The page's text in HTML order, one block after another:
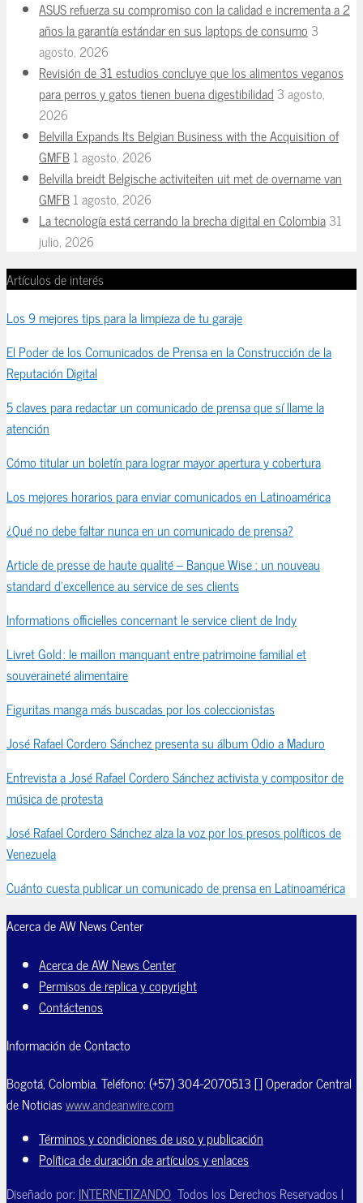
ASUS refuerza su compromiso con la calidad e incrementa a 2
años la garantía estándar en sus laptops de consumo 3
agosto, 2026
Revisión de 31 estudios concluye que los alimentos veganos
para perros y gatos tienen buena digestibilidad 3 agosto,
2026
Belvilla Expands Its Belgian Business with the Acquisition of
GMFB1 agosto, 2026
Belvilla breidt Belgische activiteiten uit met de overname van
GMFB1 agosto, 2026
La tecnología está cerrando la brecha digital en Colombia31
julio, 2026
Artículos de interés
Los 9 mejores tips para la limpieza de tu garaje
El Poder de los Comunicados de Prensa en la Construcción de la
Reputación Digital
5 claves para redactar un comunicado de prensa que sí llame la
atención
Cómo titular un boletín para lograr mayor apertura y cobertura
Los mejores horarios para enviar comunicados en Latinoamérica
¿Qué no debe faltar nunca en un comunicado de prensa?
Article de presse de haute qualité – Banque Wise : un nouveau
standard d’excellence au service de ses clients
Informations officielles concernant le service client de Indy
Livret Gold : le maillon manquant entre patrimoine familial et
souveraineté alimentaire
Figuritas manga más buscadas por los coleccionistas
José Rafael Cordero Sánchez presenta su álbum Odio a Maduro
Entrevista a José Rafael Cordero Sánchez activista y compositor de
música de protesta
José Rafael Cordero Sánchez alza la voz por los presos políticos de
Venezuela
Cuánto cuesta publicar un comunicado de prensa en Latinoamérica
Acerca de AW News Center
Acerca de AW News Center
Permisos de replica y copyright
Contáctenos
Información de Contacto
Bogotá, Colombia. Teléfono: (+57) 304-2070513 [] Operador Central
de Noticiaswww.andeanwire.com
Términos y condiciones de uso y publicación
Política de duración de artículos y enlaces
Diseñado por: INTERNETIZANDO Todos los Derechos Reservados |